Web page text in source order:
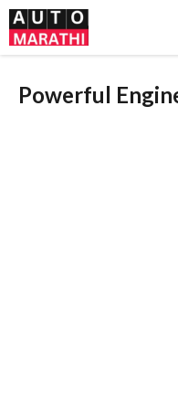
Skip
to
content
Powerful